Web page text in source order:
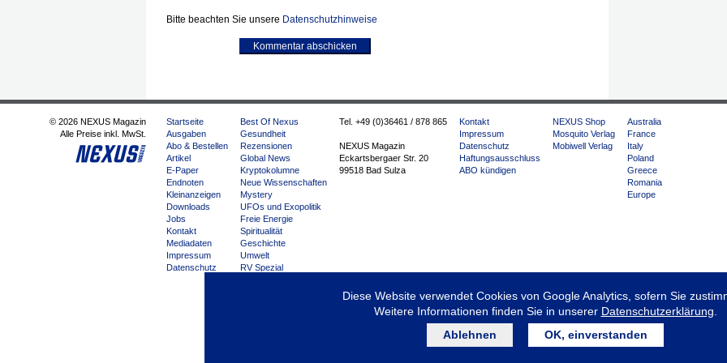
Bitte beachten Sie unsere Datenschutzhinweise
Kommentar abschicken
© 2026 NEXUS Magazin
Alle Preise inkl. MwSt.
Startseite
Ausgaben
Abo & Bestellen
Artikel
E-Paper
Endnoten
Kleinanzeigen
Downloads
Jobs
Kontakt
Mediadaten
Impressum
Datenschutz
Best Of Nexus
Gesundheit
Rezensionen
Global News
Kryptokolumne
Neue Wissenschaften
Mystery
UFOs und Exopolitik
Freie Energie
Spiritualität
Geschichte
Umwelt
RV Spezial
Tel. +49 (0)36461 / 878 865
NEXUS Magazin
Eckartsbergaer Str. 20
99518 Bad Sulza
Kontakt
Impressum
Datenschutz
Haftungsausschluss
ABO kündigen
NEXUS Shop
Mosquito Verlag
Mobiwell Verlag
Australia
France
Italy
Poland
Greece
Romania
Europe
Diese Website verwendet Cookies von Google Analytics, sofern Sie
Weitere Informationen finden Sie in unserer Datenschutzerklärung
Ablehnen
OK, einverstanden